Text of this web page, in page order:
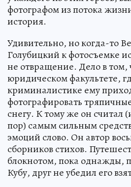
фотографом из потока
история.
Удивительно, но когда-то
Голубицкий к фотосъемке
не отвращение. Дело в том,
юридическом факультете,
криминалистике ему
фотографировать
снегу. К тому же он считал
пор) самым сильным
эмоций слово. Он автор
сборников стихов.
блокнотом, пока однажды,
Кубу, друг не убедил его